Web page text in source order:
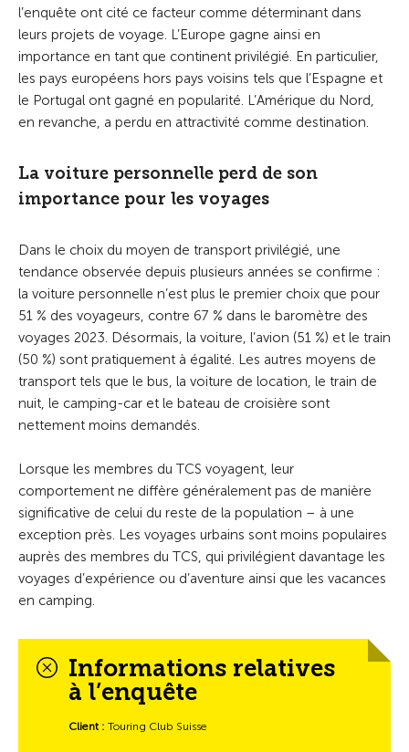
l’enquête ont cité ce facteur comme déterminant dans
leurs projets de voyage. L’Europe gagne ainsi en
importance en tant que continent privilégié. En particulier,
les pays européens hors pays voisins tels que l’Espagne et
le Portugal ont gagné en popularité. L’Amérique du Nord,
en revanche, a perdu en attractivité comme destination.
La voiture personnelle perd de son
importance pour les voyages
Dans le choix du moyen de transport privilégié, une
tendance observée depuis plusieurs années se confirme :
la voiture personnelle n’est plus le premier choix que pour
51 % des voyageurs, contre 67 % dans le baromètre des
voyages 2023. Désormais, la voiture, l’avion (51 %) et le train
(50 %) sont pratiquement à égalité. Les autres moyens de
transport tels que le bus, la voiture de location, le train de
nuit, le camping-car et le bateau de croisière sont
nettement moins demandés.
Lorsque les membres du TCS voyagent, leur
comportement ne diffère généralement pas de manière
significative de celui du reste de la population – à une
exception près. Les voyages urbains sont moins populaires
auprès des membres du TCS, qui privilégient davantage les
voyages d’expérience ou d’aventure ainsi que les vacances
en camping.
Informations relatives
à l’enquête
Client : Touring Club Suisse